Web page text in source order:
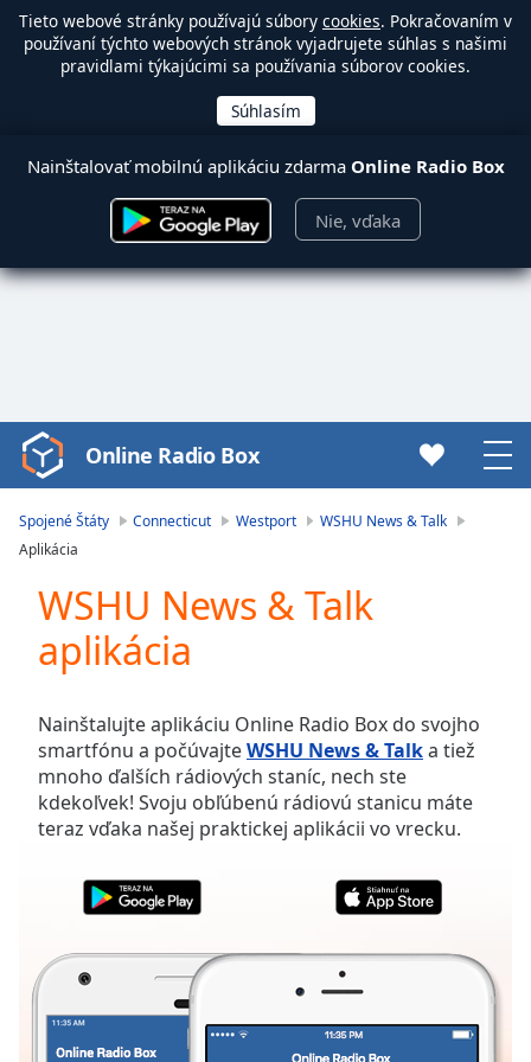
Tieto webové stránky používajú súbory cookies. Pokračovaním v
používaní týchto webových stránok vyjadrujete súhlas s našimi
pravidlami týkajúcimi sa používania súborov cookies.
Nainštalovať mobilnú aplikáciu zdarma Online Radio Box
Nie, vďaka
Video
Player
loading.
Video
Skip
Backward
Mute
Current
Time0:00
Duration -:-
Seek to
live,
behind
Online Radio Box
Spojené Štáty Connecticut Westport
WSHU News & Talk
Aplikácia
WSHU News & Talk
aplikácia
Nainštalujte aplikáciu Online Radio Box do svojho
smartfónu a počúvajteWSHU News & Talka tiež
mnoho ďalších rádiových staníc, nech ste
kdekoľvek! Svoju obľúbenú rádiovú stanicu máte
teraz vďaka našej praktickej aplikácii vo vrecku.